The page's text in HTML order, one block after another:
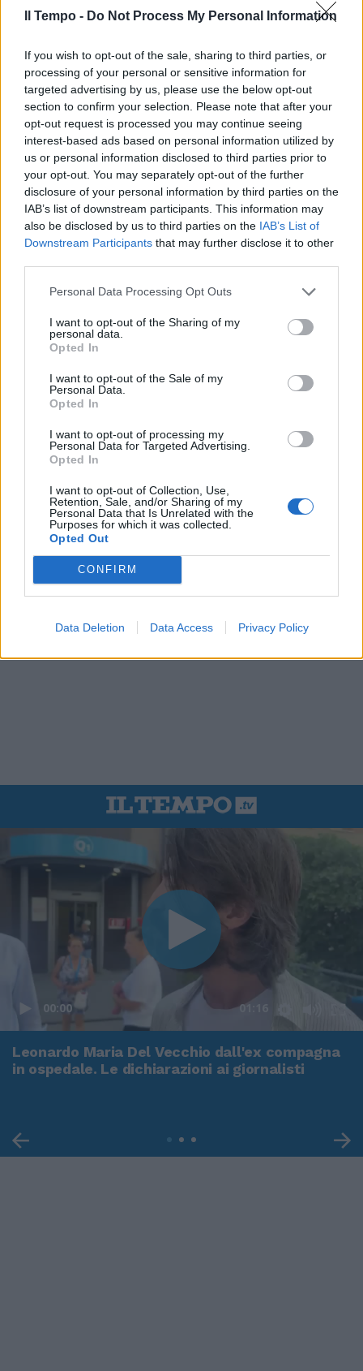
Il Tempo - Do Not Process My Personal Information
If you wish to opt-out of the sale, sharing to third parties, or
processing of your personal or sensitive information for
targeted advertising by us, please use the below opt-out
section to confirm your selection. Please note that after your
opt-out request is processed you may continue seeing
interest-based ads based on personal information utilized by
us or personal information disclosed to third parties prior to
your opt-out. You may separately opt-out of the further
disclosure of your personal information by third parties on the
IAB’s list of downstream participants. This information may
also be disclosed by us to third parties on the IAB’s List of
Downstream Participants that may further disclose it to other
Personal Data Processing Opt Outs
I want to opt-out of the Sharing of my
personal data.
Opted In
I want to opt-out of the Sale of my
Personal Data.
Opted In
I want to opt-out of processing my
Personal Data for Targeted Advertising.
Opted In
I want to opt-out of Collection, Use,
Retention, Sale, and/or Sharing of my
Personal Data that Is Unrelated with the
Purposes for which it was collected.
Opted Out
CONFIRM
Data Deletion Data Access Privacy Policy
In evidenza
00:00 01:16
Leonardo Maria Del Vecchio dall'ex compagna
in ospedale. Le dichiarazioni ai giornalisti